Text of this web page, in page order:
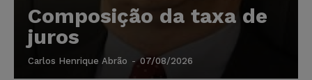
Composição da taxa de
juros
Carlos Henrique Abrão - 07/08/2026